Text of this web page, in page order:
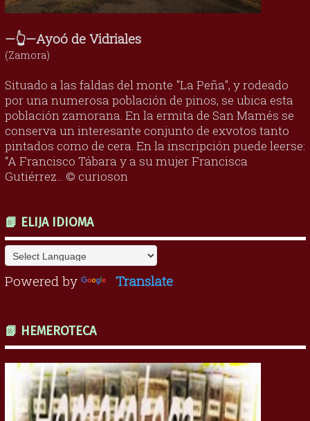
—👆—Ayoó de Vidriales
(Zamora)
Situado a las faldas del monte "La Peña", y rodeado
por una numerosa población de pinos, se ubica esta
población zamorana. En la ermita de San Mamés se
conserva un interesante conjunto de exvotos tanto
pintados como de cera. En la inscripción puede leerse:
“A Francisco Tábara y a su mujer Francisca
Gutiérrez... © curioson
📗 ELIJA IDIOMA
Powered by Translate
📗 HEMEROTECA